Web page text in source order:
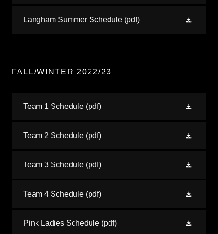
Langham Summer Schedule (pdf)
FALL/WINTER 2022/23
Team 1 Schedule (pdf)
Team 2 Schedule (pdf)
Team 3 Schedule (pdf)
Team 4 Schedule (pdf)
Pink Ladies Schedule (pdf)